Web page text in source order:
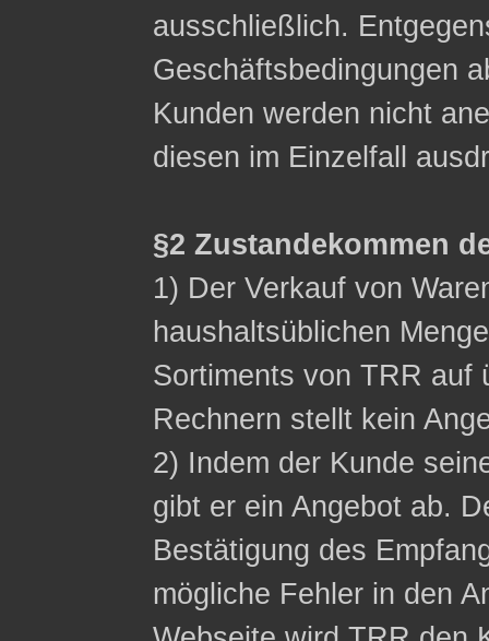
ausschließlich.
Geschäftsbedingungen
Kunden werden nicht
diesen im Einzelfall
§2 Zustandekommen
1) Der Verkauf von
haushaltsüblichen
Sortiments von TRR auf
Rechnern stellt kein
2) Indem der Kunde
gibt er ein Angebot ab.
Bestätigung des
mögliche Fehler in den